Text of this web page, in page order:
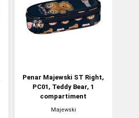
Penar Majewski ST Right,
PC01, Teddy Bear, 1
compartiment
Majewski